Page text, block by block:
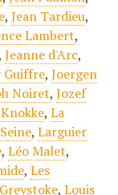
, Jean Tardieu,
Lambert,
Jeanne d'Arc,
Guiffre, Joergen
Noiret, Jozef
Knokke, La
, Larguier
, Léo Malet,
, Les
, Louis